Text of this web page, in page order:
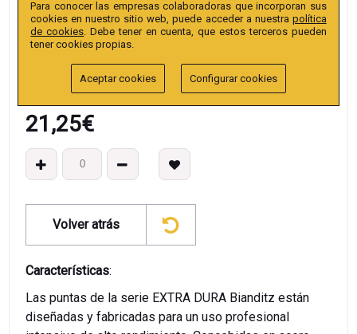
EAN13:
21,25€
Volver atrás
Características:
Las puntas de la serie EXTRA DURA Bianditz están
diseñadas y fabricadas para un uso profesional
Para conocer las empresas colaboradoras que incorporan sus
cookies en nuestro sitio web, puede acceder a nuestra política
de cookies . Debe tener en cuenta, que estos terceros pueden
tener cookies propias.
Aceptar cookies Configurar cookies